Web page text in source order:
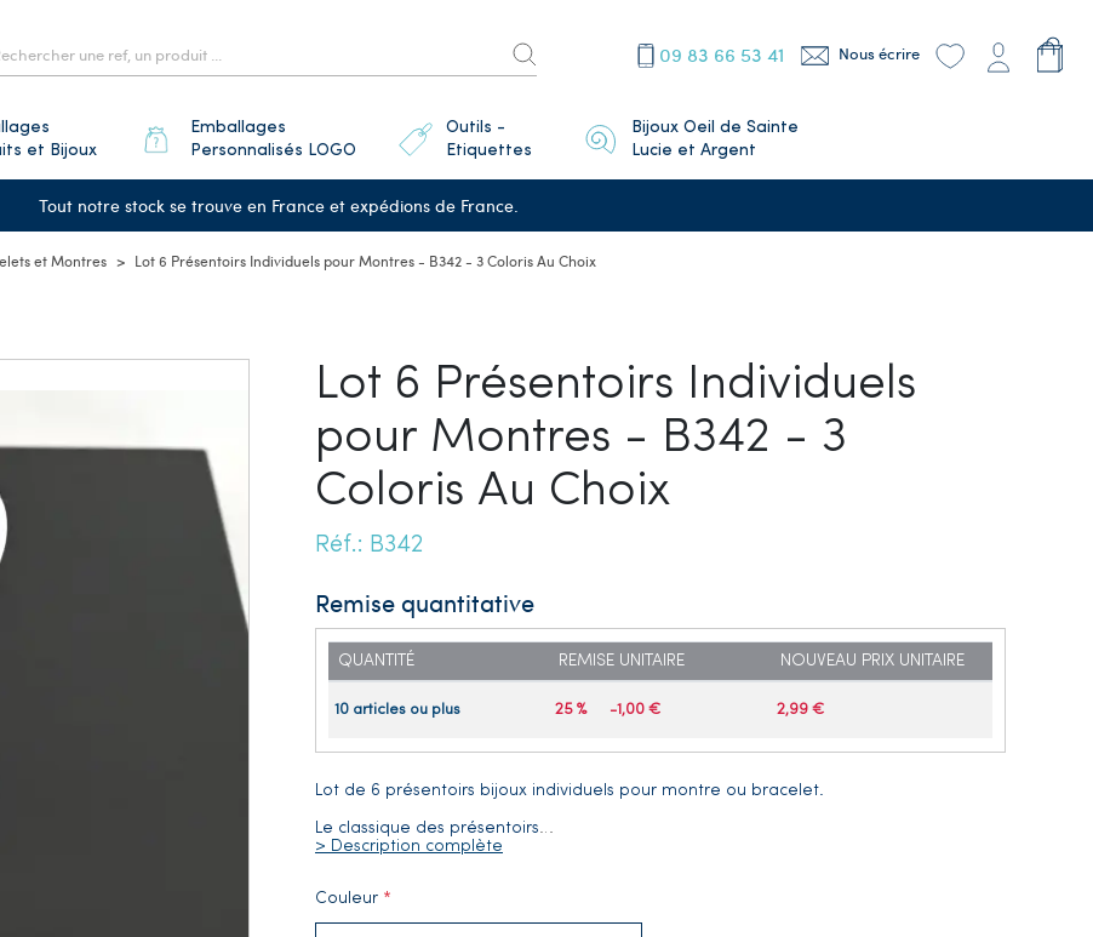
09 83 66 53 41 Nous écrire
et Bijoux
Emballages
Personnalisés LOGO
Outils -
Etiquettes
Bijoux Oeil de Sainte
Lucie et Argent
Tout notre stock se trouve en France et expédions de France.
et Montres Lot 6 Présentoirs Individuels pour Montres - B342 - 3 Coloris Au Choix
Lot 6 Présentoirs Individuels
pour Montres - B342 - 3
Coloris Au Choix
Réf.: B342
Remise quantitative
QUANTITÉ REMISE UNITAIRE NOUVEAU PRIX UNITAIRE
10 articles ou plus 25 % -1,00 € 2,99 €
Lot de 6 présentoirs bijoux individuels pour montre ou bracelet.
Le classique des présentoirs…
> Description complète
Couleur